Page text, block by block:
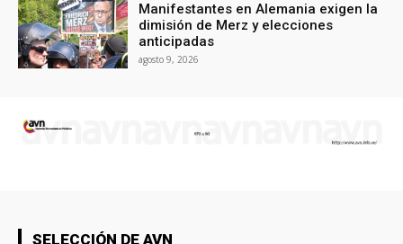
Manifestantes en Alemania exigen la
dimisión de Merz y elecciones
anticipadas
agosto 9, 2026
SELECCIÓN DE AVN